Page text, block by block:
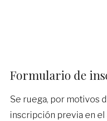
Formulario de
Se ruega, por motivos
inscripción previa en